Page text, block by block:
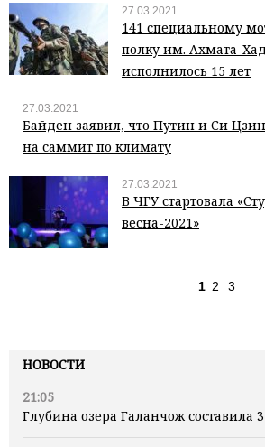
НОВОСТИ
21:05
Глубина озера Галанчож составила
27.03.2021
141 специальному
полку им. Ахмата-
исполнилось 15 лет
27.03.2021
Байден заявил, что Путин и Си
на саммит по климату
27.03.2021
В ЧГУ стартовала
весна-2021»
1 2 3